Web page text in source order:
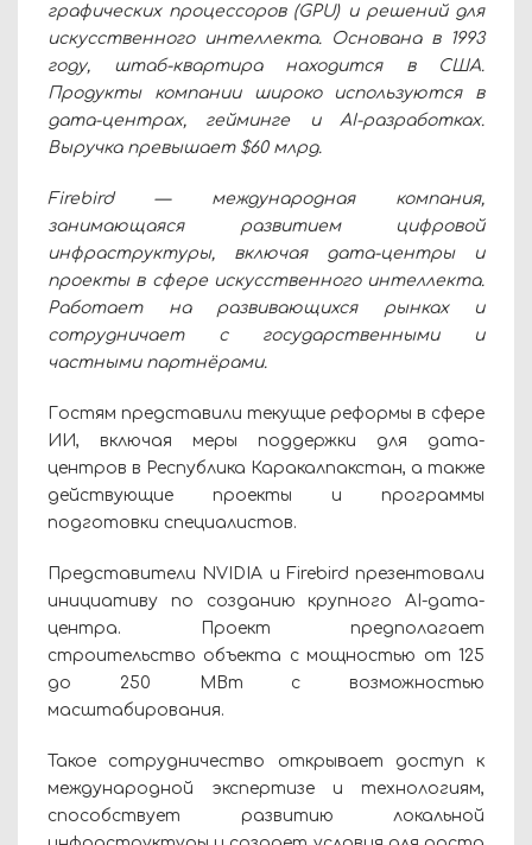
графических процессоров (GPU) и решений для
искусственного интеллекта. Основана в 1993
году, штаб-квартира находится в США.
Продукты компании широко используются в
дата-центрах, гейминге и AI-разработках.
Выручка превышает $60 млрд.
Firebird — международная компания,
занимающаяся развитием цифровой
инфраструктуры, включая дата-центры и
проекты в сфере искусственного интеллекта.
Работает на развивающихся рынках и
сотрудничает с государственными и
частными партнёрами.
Гостям представили текущие реформы в сфере
ИИ, включая меры поддержки для дата-
центров в Республика Каракалпакстан, а также
действующие проекты и программы
подготовки специалистов.
Представители NVIDIA и Firebird презентовали
инициативу по созданию крупного AI-дата-
центра. Проект предполагает
строительство объекта с мощностью от 125
до 250 МВт с возможностью
масштабирования.
Такое сотрудничество открывает доступ к
международной экспертизе и технологиям,
способствует развитию локальной